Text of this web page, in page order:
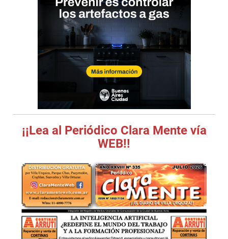
¡¡Lea al Periódico Clara Mente vía
WEB!!